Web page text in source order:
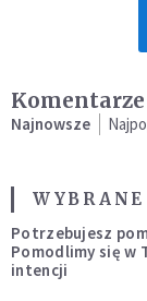
Najnowsze
Potrzebujesz
Pomodlimy się w
intencji